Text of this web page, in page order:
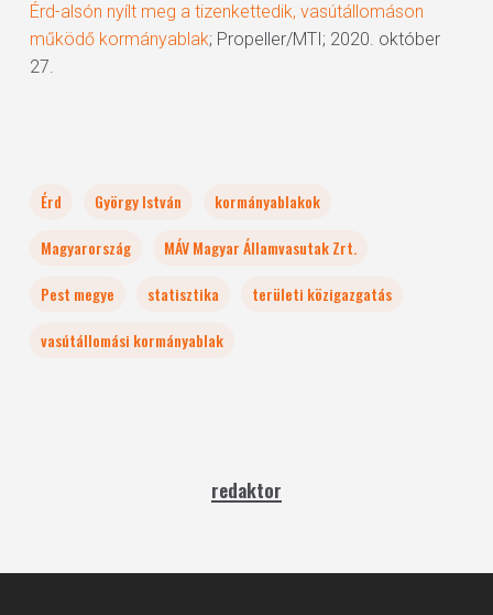
Érd-alsón nyílt meg a tizenkettedik, vasútállomáson
működő kormányablak; Propeller/MTI; 2020. október
27.
Érd György István
kormányablakok
Magyarország
MÁV Magyar Államvasutak Zrt.
Pest megye
statisztika
területi közigazgatás
vasútállomási kormányablak
redaktor